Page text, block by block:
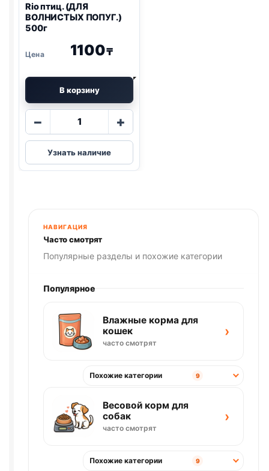
Rioптиц. (ДЛЯ
ВОЛНИСТЫХ ПОПУГ.)
500г
1100₸
В корзину
−
Количество
Rio
птиц.
(ДЛЯ
+
Узнать наличие
НАВИГАЦИЯ
Часто смотрят
Популярные разделы и похожие категории
Популярное
Влажные корма для
кошек
часто смотрят
›
Похожие категории 9
Весовой корм для
собак
часто смотрят
›
Похожие категории 9